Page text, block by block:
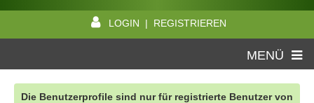
LOGIN | REGISTRIEREN
MENÜ
Die Benutzerprofile sind nur für registrierte Benutzer von